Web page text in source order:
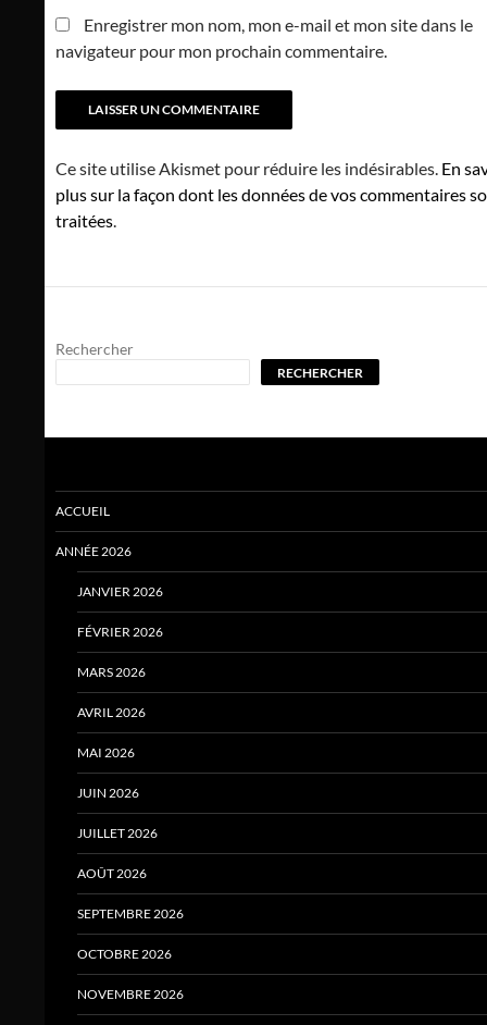
Enregistrer mon nom, mon e-mail et mon site dans le
navigateur pour mon prochain commentaire.
Ce site utilise Akismet pour réduire les indésirables. En
plus sur la façon dont les données de vos commentaires
traitées
Rechercher
RECHERCHER
ACCUEIL
ANNÉE 2026
JANVIER 2026
FÉVRIER 2026
MARS 2026
AVRIL 2026
MAI 2026
JUIN 2026
JUILLET 2026
AOÛT 2026
SEPTEMBRE 2026
OCTOBRE 2026
NOVEMBRE 2026